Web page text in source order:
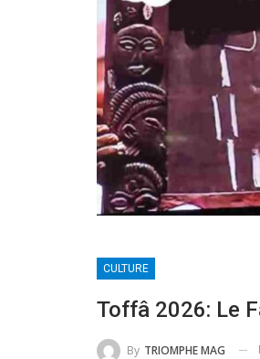
CULTURE
Toffâ 2026: Le
By TRIOMPHE MAG